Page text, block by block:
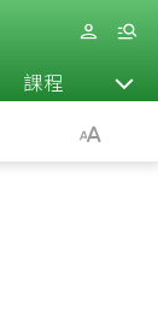
課程 退休